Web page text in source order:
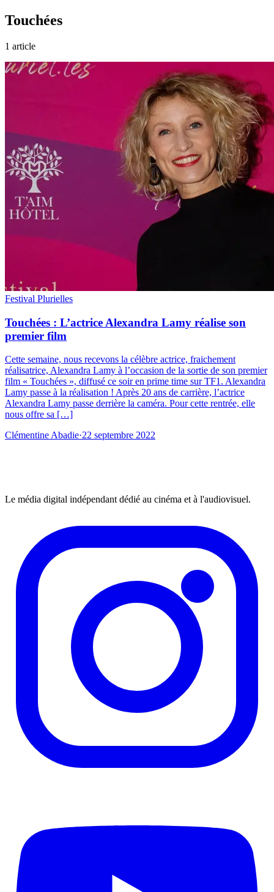
Touchées
1 article
Festival Plurielles
Touchées : L’actrice Alexandra Lamy réalise son
premier film
Cette semaine, nous recevons la célèbre actrice, fraichement
réalisatrice, Alexandra Lamy à l’occasion de la sortie de son premier
film « Touchées », diffusé ce soir en prime time sur TF1. Alexandra
Lamy passe à la réalisation ! Après 20 ans de carrière, l’actrice
Alexandra Lamy passe derrière la caméra. Pour cette rentrée, elle
nous offre sa […]
Clémentine Abadie·22 septembre 2022
Le média digital indépendant dédié au cinéma et à l'audiovisuel.